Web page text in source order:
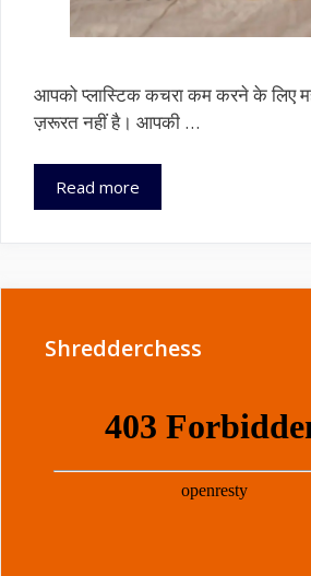
आपको प्लास्टिक कचरा कम करने के लिए
ज़रूरत नहीं है। आपकी …
Read more
में
यूज़
Shredderchess